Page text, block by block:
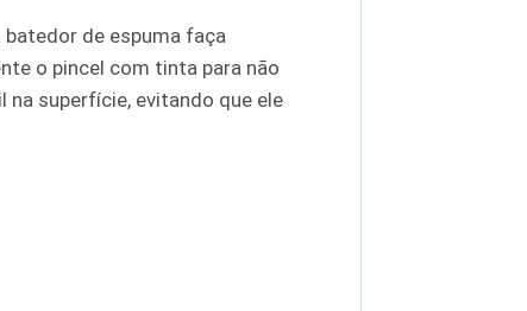
de espuma faça
o pincel com tinta para não
superfície, evitando que ele